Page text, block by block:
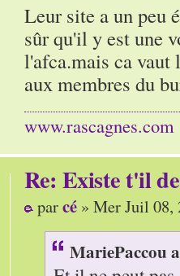
Leur site a un peu
sûr qu'il y est une
l'afca.mais ca vaut
aux membres du
www.rascagnes.com
Re: Existe t'il
parcé » Mer Juil 08,
MariePaccou